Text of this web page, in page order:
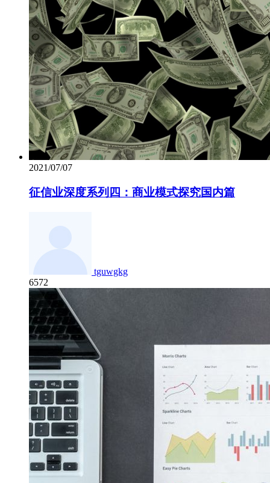
2021/07/07
征信业深度系列四：商业模式探究国内篇
tguwgkg
6572